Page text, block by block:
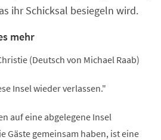
ihr Schicksal besiegeln wird.
mehr
(Deutsch von Michael Raab)
Insel wieder verlassen."
auf eine abgelegene Insel
Gäste gemeinsam haben, ist eine